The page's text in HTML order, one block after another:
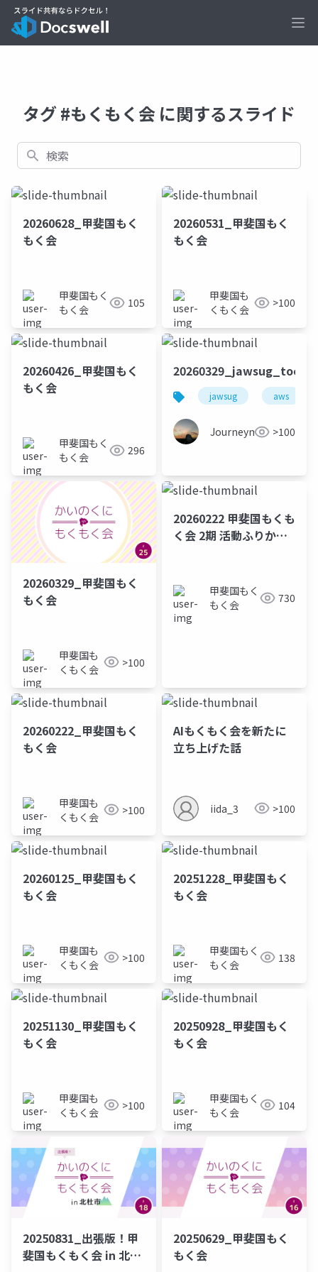
タグ #もくもく会 に関するスライド
検索
20260628_甲斐国もく
もく会
甲斐国もく
もく会
105
20260531_甲斐国もく
もく会
甲斐国も
くもく会
>100
20260426_甲斐国もく
もく会
甲斐国もく
もく会
296
jawsug aws
Journeyman >100
20260329_甲斐国もく
もく会
甲斐国も
くもく会
>100
20260222 甲斐国もくも
く会 2期 活動ふりかえ
甲斐国もく
もく会
730
20260222_甲斐国もく
もく会
甲斐国も
くもく会
>100
AIもくもく会を新たに
立ち上げた話
iida_3 >100
20260125_甲斐国もく
もく会
甲斐国も
くもく会
>100
20251228_甲斐国もく
もく会
甲斐国もく
もく会
138
20251130_甲斐国もく
もく会
甲斐国も
くもく会
>100
20250928_甲斐国もく
もく会
甲斐国もく
もく会
104
20250831_出張版！甲
斐国もくもく会 in 北杜
20250629_甲斐国もく
もく会